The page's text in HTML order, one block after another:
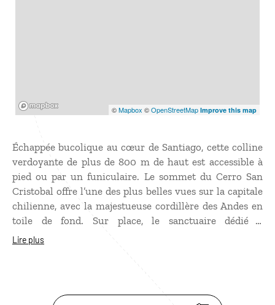
©Mapbox ©OpenStreetMap Improve this map
Échappée bucolique au cœur de Santiago, cette colline
verdoyante de plus de 800 m de haut est accessible à
pied ou par un funiculaire. Le sommet du Cerro San
Cristobal offre l’une des plus belles vues sur la capitale
chilienne, avec la majestueuse cordillère des Andes en
toile de fond. Sur place, le sanctuaire dédié à
l'Immaculée Conception, avec notamment l'imposante
Lire plus